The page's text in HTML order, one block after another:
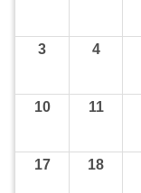
3 4
10 11
17 18